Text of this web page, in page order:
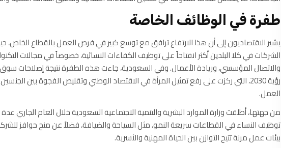
طفرة في الوظائف الخاصة
يشير الاقتصاديون إلى أن هذا الارتفاع ترافق مع توسع كبير في فرص العمل بالقطاع الخاص،
الشركات في كلا البلدين أكثر انفتاحاً على توظيف الكفاءات النسائية، خصوصاً في مجالات
والاتصال المؤسسي، وريادة الأعمال. وفي السعودية، جاءت هذه الطفرة نتيجة إصلاحات
رؤية 2030، التي ركزت على رفع تمثيل المرأة في الاقتصاد الوطني وتقليص الفجوة بين
العمل.
من جهتها، أطلقت وزارة الموارد البشرية والتنمية الاجتماعية السعودية خلال العام الجاري
توظيف النساء في القطاعات سريعة النمو، مثل السياحة والضيافة، فضلاً عن منح حوافز
بيئات عمل مرنة تتيح التوازن بين الحياة المهنية والأسرية.